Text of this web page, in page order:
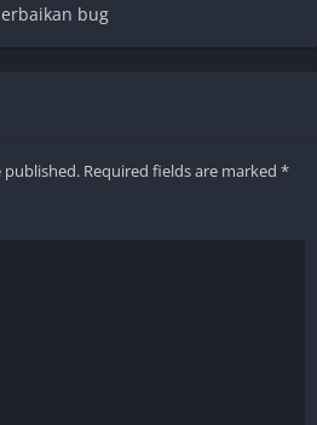
bug
published. Required fields are marked *